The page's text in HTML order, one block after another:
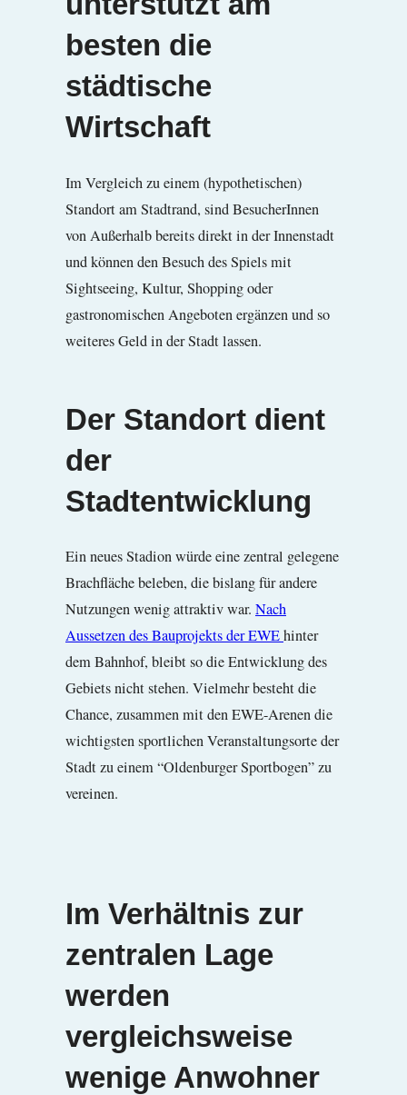
besten die
städtische
Wirtschaft
Im Vergleich zu einem (hypothetischen)
Standort am Stadtrand, sind BesucherInnen
von Außerhalb bereits direkt in der Innenstadt
und können den Besuch des Spiels mit
Sightseeing, Kultur, Shopping oder
gastronomischen Angeboten ergänzen und so
weiteres Geld in der Stadt lassen.
Der Standort dient
der
Stadtentwicklung
Ein neues Stadion würde eine zentral gelegene
Brachfläche beleben, die bislang für andere
Nutzungen wenig attraktiv war. Nach
Aussetzen des Bauprojekts der EWEhinter
dem Bahnhof, bleibt so die Entwicklung des
Gebiets nicht stehen. Vielmehr besteht die
Chance, zusammen mit den EWE-Arenen die
wichtigsten sportlichen Veranstaltungsorte der
Stadt zu einem “Oldenburger Sportbogen” zu
vereinen.
Im Verhältnis zur
zentralen Lage
werden
vergleichsweise
wenige Anwohner